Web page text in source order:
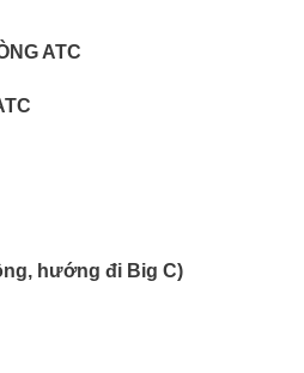
ATC
hướng đi Big C)